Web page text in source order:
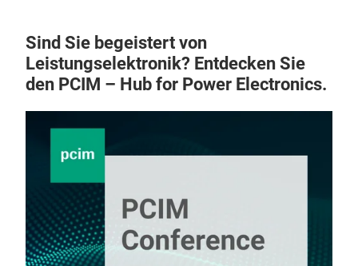
Sind Sie begeistert von
Leistungselektronik? Entdecken Sie
den PCIM – Hub for Power Electronics.